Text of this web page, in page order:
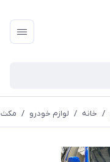
/ خانه / لوازم خودرو / مکث